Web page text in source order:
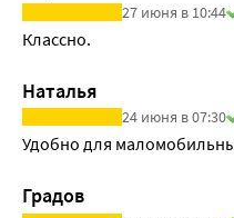
27 июня в 10:44
Классно.
Наталья
24 июня в 07:30
Удобно для
Градов